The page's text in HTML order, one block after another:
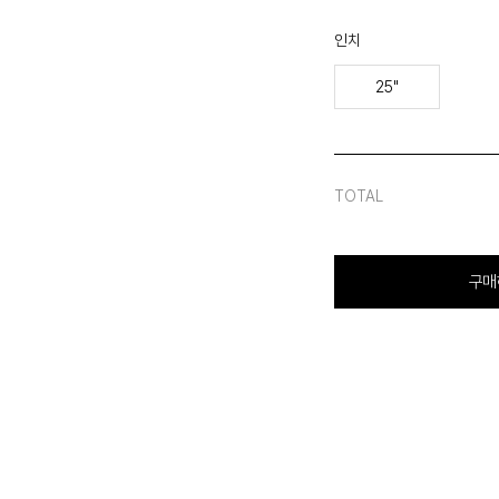
인치
25"
TOTAL
구매